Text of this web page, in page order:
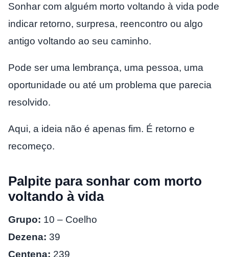
Sonhar com alguém morto voltando à vida pode
indicar retorno, surpresa, reencontro ou algo
antigo voltando ao seu caminho.
Pode ser uma lembrança, uma pessoa, uma
oportunidade ou até um problema que parecia
resolvido.
Aqui, a ideia não é apenas fim. É retorno e
recomeço.
Palpite para sonhar com morto
voltando à vida
Grupo: 10 – Coelho
Dezena: 39
Centena: 239